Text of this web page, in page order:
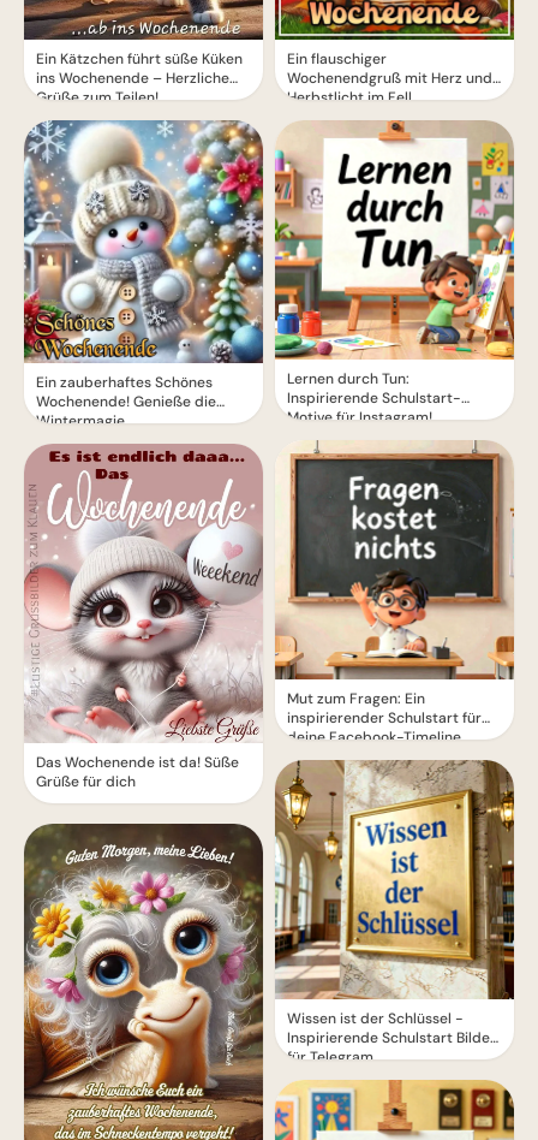
Ein Kätzchen führt süße Küken
ins Wochenende – Herzliche
Grüße zum Teilen!
Ein zauberhaftes Schönes
Wochenende! Genieße die
Wintermagie
Das Wochenende ist da! Süße
Grüße für dich
Ein flauschiger
Wochenendgruß mit Herz und
Herbstlicht im Fell
Lernen durch Tun:
Inspirierende Schulstart-
Motive für Instagram!
Mut zum Fragen: Ein
inspirierender Schulstart für
deine Facebook-Timeline
Wissen ist der Schlüssel -
Inspirierende Schulstart Bilder
für Telegram